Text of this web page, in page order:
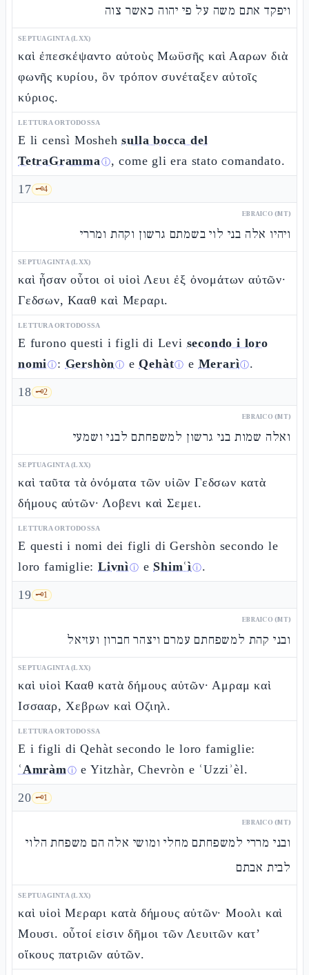
ויפקד אתם משה על פי יהוה כאשר צוה
SEPTUAGINTA (LXX)
καὶ ἐπεσκέψαντο αὐτοὺς Μωϋσῆς καὶ Ααρων διὰ
φωνῆς κυρίου, ὃν τρόπον συνέταξεν αὐτοῖς
κύριος.
LETTURA ORTODOSSA
E li censì Moshehsulla bocca del
TetraGrammaⓘ, come gli era stato comandato.
17 🗝️4
EBRAICO (MT)
ויהיו אלה בני לוי בשמתם גרשון וקהת ומררי
SEPTUAGINTA (LXX)
καὶ ἦσαν οὗτοι οἱ υἱοὶ Λευι ἐξ ὀνομάτων αὐτῶν·
Γεδσων, Κααθ καὶ Μεραρι.
LETTURA ORTODOSSA
E furono questi i figli di Levi secondo i loro
nomiⓘ: Gershònⓘ e Qehàtⓘ e Merarìⓘ.
18 🗝️2
EBRAICO (MT)
ואלה שמות בני גרשון למשפחתם לבני ושמעי
SEPTUAGINTA (LXX)
καὶ ταῦτα τὰ ὀνόματα τῶν υἱῶν Γεδσων κατὰ
δήμους αὐτῶν· Λοβενι καὶ Σεμει.
LETTURA ORTODOSSA
E questi i nomi dei figli di Gershòn secondo le
loro famiglie:Livnìⓘ e Shimʿìⓘ.
19 🗝️1
EBRAICO (MT)
ובני קהת למשפחתם עמרם ויצהר חברון ועזיאל
SEPTUAGINTA (LXX)
καὶ υἱοὶ Κααθ κατὰ δήμους αὐτῶν· Αμραμ καὶ
Ισσααρ, Χεβρων καὶ Οζιηλ.
LETTURA ORTODOSSA
E i figli di Qehàt secondo le loro famiglie:
ʿAmràmⓘ e Yitzhàr, Chevròn e ʿUzziʾèl.
20 🗝️1
EBRAICO (MT)
ובני מררי למשפחתם מחלי ומושי אלה הם משפחת הלוי
לבית אבתם
SEPTUAGINTA (LXX)
καὶ υἱοὶ Μεραρι κατὰ δήμους αὐτῶν· Μοολι καὶ
Μουσι. οὗτοί εἰσιν δῆμοι τῶν Λευιτῶν κατ’
οἴκους πατριῶν αὐτῶν.